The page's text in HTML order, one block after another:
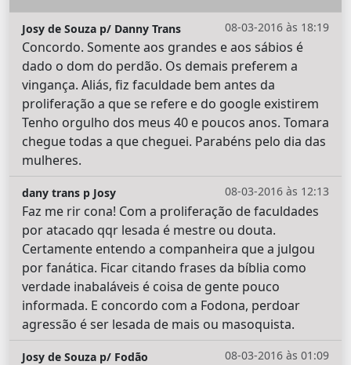
08-03-2016 às 18:19
Josy de Souza p/ Danny Trans
Concordo. Somente aos grandes e aos sábios é
dado o dom do perdão. Os demais preferem a
vingança. Aliás, fiz faculdade bem antes da
proliferação a que se refere e do google existirem
Tenho orgulho dos meus 40 e poucos anos. Tomara
chegue todas a que cheguei. Parabéns pelo dia das
mulheres.
08-03-2016 às 12:13
dany trans p Josy
Faz me rir cona! Com a proliferação de faculdades
por atacado qqr lesada é mestre ou douta.
Certamente entendo a companheira que a julgou
por fanática. Ficar citando frases da bíblia como
verdade inabaláveis é coisa de gente pouco
informada. E concordo com a Fodona, perdoar
agressão é ser lesada de mais ou masoquista.
08-03-2016 às 01:09
Josy de Souza p/ Fodão